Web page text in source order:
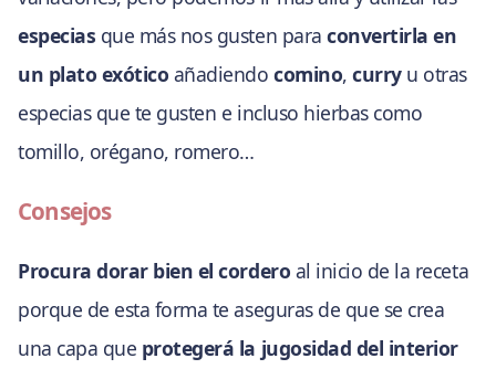
especias que más nos gusten paraconvertirla en
un plato exótico añadiendocomino,curryu otras
especias que te gusten e incluso hierbas como
tomillo, orégano, romero…
Consejos
Procura dorar bien el cordero al inicio de la receta
porque de esta forma te aseguras de que se crea
una capa que protegerá la jugosidad del interior